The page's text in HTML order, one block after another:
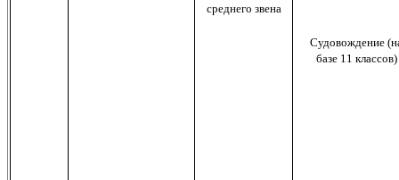
среднего звена
Судовождение
базе 11 классов)